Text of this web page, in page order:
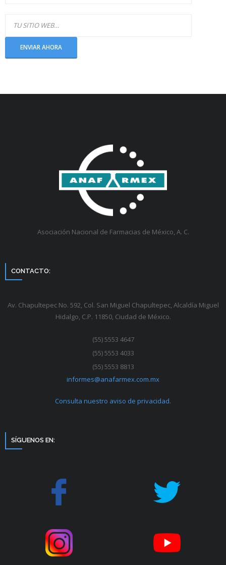
Asociación Nacional de Farmacias de México, A. C.
CONTACTO:
Av. Chapultepec No. 592, Col. San Miguel Chapultepec, Alcaldía Miguel
Hidalgo, C.P. 11850, Ciudad de México.
(55) 5553 4647
(55) 5553 4033
(55) 5553 8813
informes@anafarmex.com.mx
Consulta nuestro aviso de privacidad.
SÍGUENOS EN: